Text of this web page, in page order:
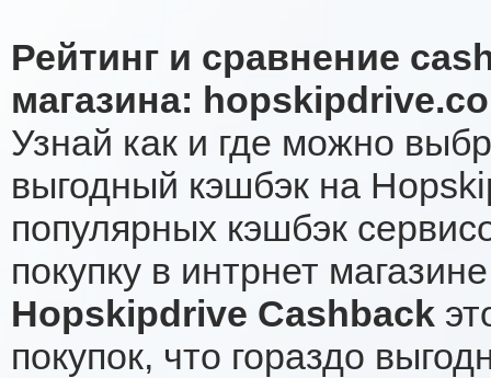
Рейтинг и сравнение
магазина:
Узнай как и где можно
выгодный кэшбэк на
популярных кэшбэк
покупку в интрнет
Hopskipdrive Cashback
покупок, что гораздо